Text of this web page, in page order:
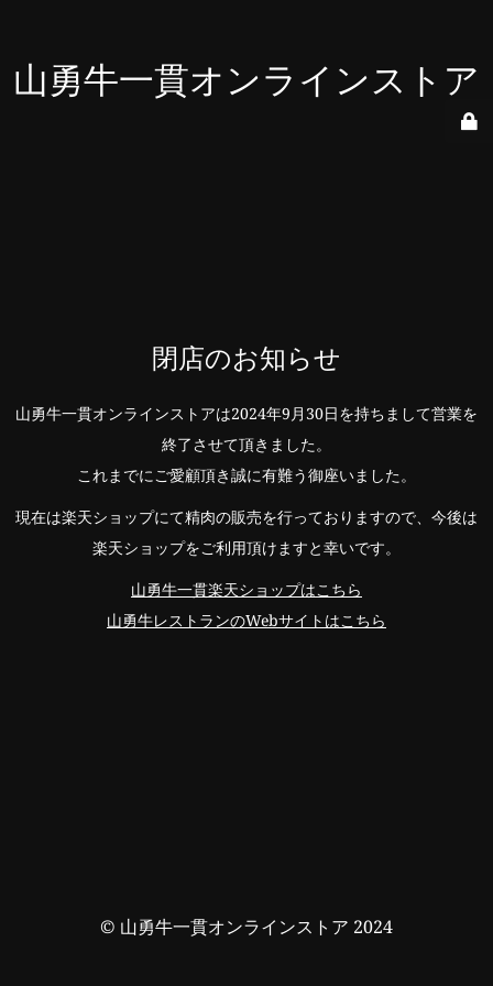
山勇牛一貫オンラインストア
閉店のお知らせ
山勇牛一貫オンラインストアは2024年9月30日を持ちまして営業を
終了させて頂きました。
これまでにご愛顧頂き誠に有難う御座いました。
現在は楽天ショップにて精肉の販売を行っておりますので、今後は
楽天ショップをご利用頂けますと幸いです。
山勇牛一貫楽天ショップはこちら
山勇牛レストランのWebサイトはこちら
© 山勇牛一貫オンラインストア 2024